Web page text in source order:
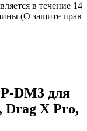
в течение 14
(О защите прав
DM3 для
Drag X Pro,